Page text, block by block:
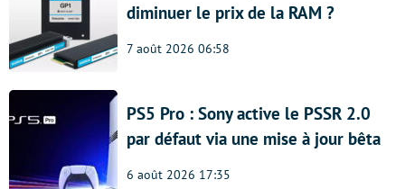
diminuer le prix de la RAM ?
7 août 2026 06:58
PS5 Pro : Sony active le PSSR 2.0
par défaut via une mise à jour bêta
6 août 2026 17:35